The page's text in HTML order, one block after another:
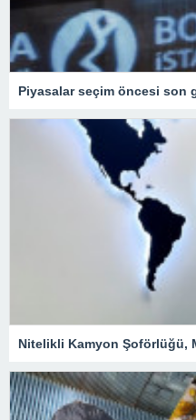
Piyasalar seçim öncesi son